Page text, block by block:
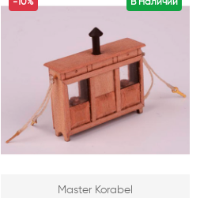
В Наличии
-10%
Master Korabel